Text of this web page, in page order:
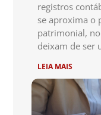
registros
se aproxima o
patrimonial,
deixam de ser
LEIA MAIS